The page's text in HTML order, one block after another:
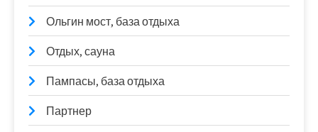
Ольгин мост, база отдыха
Отдых, сауна
Пампасы, база отдыха
Партнер